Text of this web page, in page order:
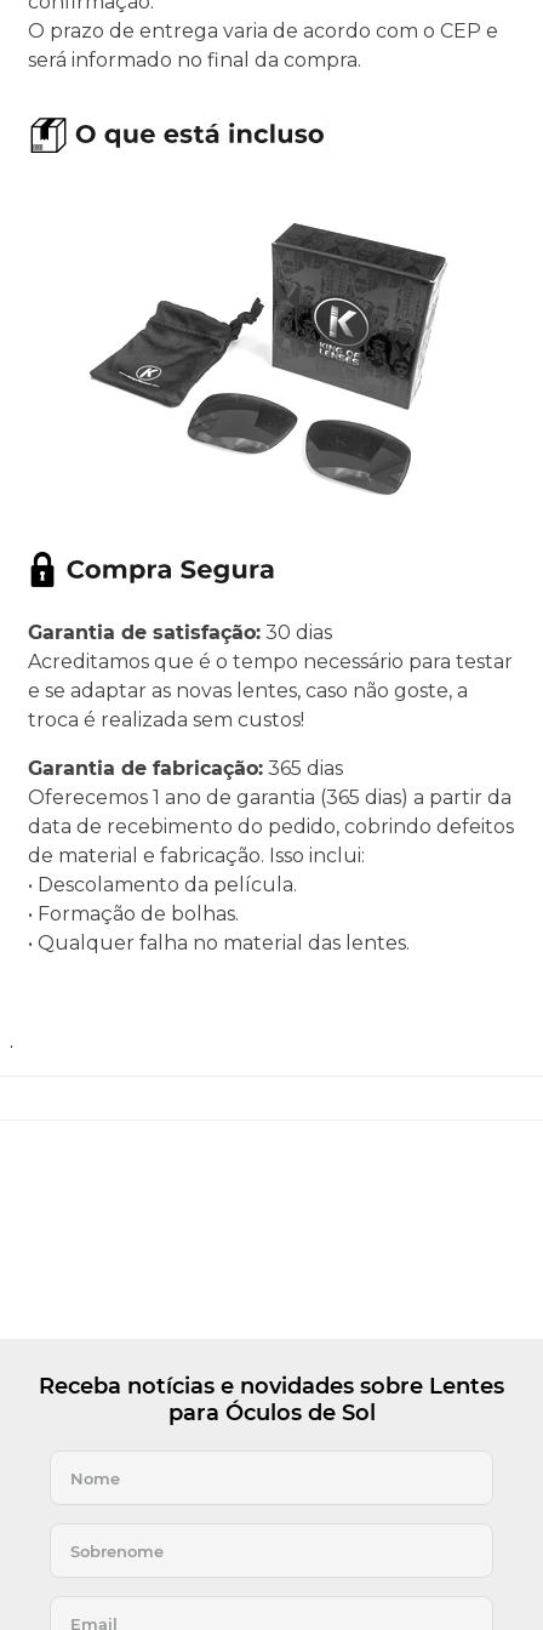
O prazo de entrega varia de acordo com o CEP e
será informado no final da compra.
Garantia de satisfação: 30 dias
Acreditamos que é o tempo necessário para testar
e se adaptar as novas lentes, caso não goste, a
troca é realizada sem custos!
Garantia de fabricação: 365 dias
Oferecemos 1 ano de garantia (365 dias) a partir da
data de recebimento do pedido, cobrindo defeitos
de material e fabricação. Isso inclui:
• Descolamento da película.
• Formação de bolhas.
• Qualquer falha no material das lentes.
.
Receba notícias e novidades sobre Lentes
para Óculos de Sol